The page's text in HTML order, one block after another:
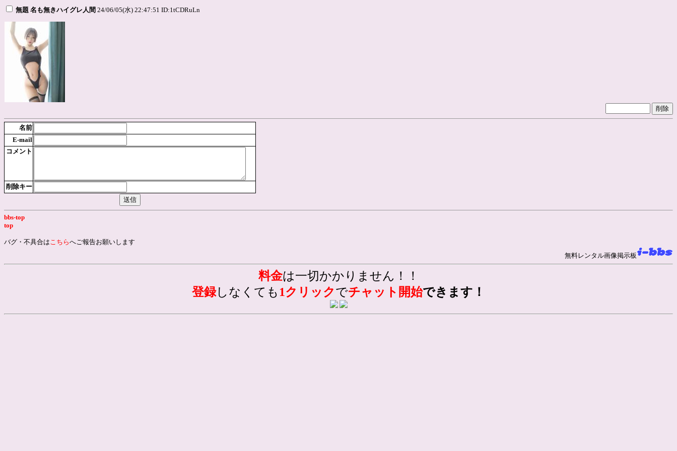
無題 名も無きハイグレ人間 24/06/05(水) 22:47:51 ID:1tCDRuLn
名前
E-mail
コメント
削除キー
bbs-top
top
バグ・不具合はこちらへご報告お願いします
無料レンタル画像掲示板
料金は一切かかりません！！
登録しなくても 1クリックでチャット開始できます！